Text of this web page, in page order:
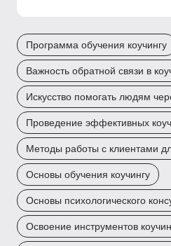
Программа обучения коучингу
Важность обратной связи в
Искусство помогать людям
Проведение эффективных
Методы работы с клиентами
Основы обучения коучингу
Основы психологического
Освоение инструментов